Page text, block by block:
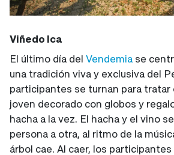
Viñedo Ica
El último día del Vendemia se
una tradición viva y exclusiva del
participantes se turnan para tratar
joven decorado con globos y
hacha a la vez. El hacha y el vino
persona a otra, al ritmo de la
árbol cae. Al caer, los